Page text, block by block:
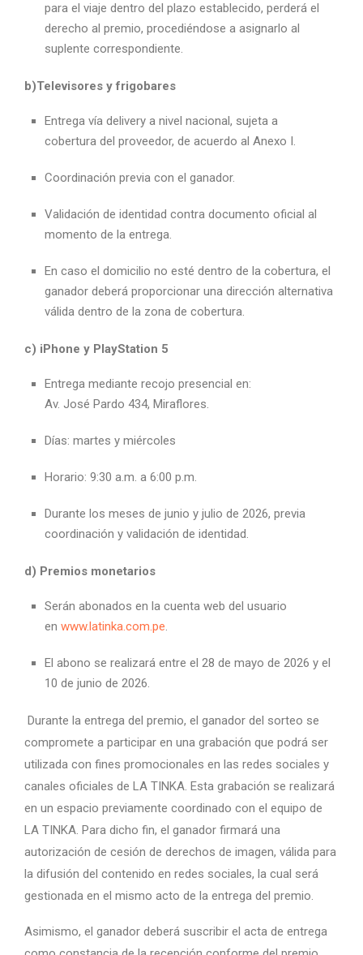
para el viaje dentro del plazo establecido, perderá el
derecho al premio, procediéndose a asignarlo al
suplente correspondiente.
b)Televisores y frigobares
Entrega vía delivery a nivel nacional, sujeta a
cobertura del proveedor, de acuerdo al Anexo I.
Coordinación previa con el ganador.
Validación de identidad contra documento oficial al
momento de la entrega.
En caso el domicilio no esté dentro de la cobertura, el
ganador deberá proporcionar una dirección alternativa
válida dentro de la zona de cobertura.
c) iPhone y PlayStation 5
Entrega mediante recojo presencial en:
Av. José Pardo 434, Miraflores.
Días: martes y miércoles
Horario: 9:30 a.m. a 6:00 p.m.
Durante los meses de junio y julio de 2026, previa
coordinación y validación de identidad.
d) Premios monetarios
Serán abonados en la cuenta web del usuario
en www.latinka.com.pe.
El abono se realizará entre el 28 de mayo de 2026 y el
10 de junio de 2026.
Durante la entrega del premio, el ganador del sorteo se
compromete a participar en una grabación que podrá ser
utilizada con fines promocionales en las redes sociales y
canales oficiales de LA TINKA. Esta grabación se realizará
en un espacio previamente coordinado con el equipo de
LA TINKA. Para dicho fin, el ganador firmará una
autorización de cesión de derechos de imagen, válida para
la difusión del contenido en redes sociales, la cual será
gestionada en el mismo acto de la entrega del premio.
Asimismo, el ganador deberá suscribir el acta de entrega